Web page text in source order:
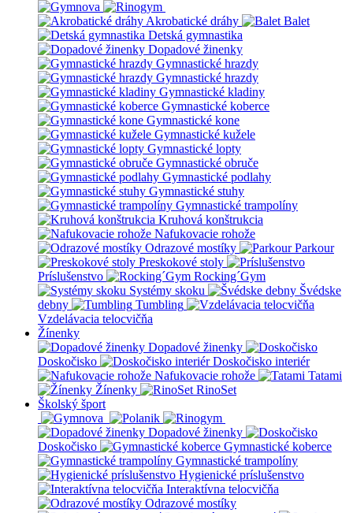
Akrobatické dráhy
Balet
Detská gymnastika
Dopadové žinenky
Gymnastické hrazdy
Gymnastické hrazdy
Gymnastické kladiny
Gymnastické koberce
Gymnastické kone
Gymnastické kužele
Gymnastické lopty
Gymnastické obruče
Gymnastické podlahy
Gymnastické stuhy
Gymnastické trampolíny
Kruhová konštrukcia
Nafukovacie rohože
Odrazové mostíky
Parkour
Preskokové stoly
Príslušenstvo
Rocking´Gym
Systémy skoku
Švédske
debny
Tumbling
Vzdelávacia telocvičňa
Žínenky
Dopadové žinenky
Doskočisko
Doskočisko interiér
Nafukovacie rohože
Tatami
Žínenky
RinoSet
Školský šport
Dopadové žinenky
Doskočisko
Gymnastické koberce
Gymnastické trampolíny
Hygienické príslušenstvo
Interaktívna telocvičňa
Odrazové mostíky